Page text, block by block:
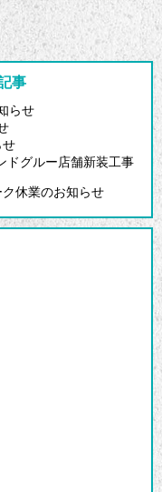
事
らせ
せ
ドグルー店舗新装工事
休業のお知らせ